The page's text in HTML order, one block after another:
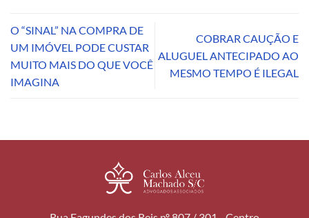
O “SINAL” NA COMPRA DE
UM IMÓVEL PODE CUSTAR
MUITO MAIS DO QUE VOCÊ
IMAGINA
COBRAR CAUÇÃO E
ALUGUEL ANTECIPADO AO
MESMO TEMPO É ILEGAL